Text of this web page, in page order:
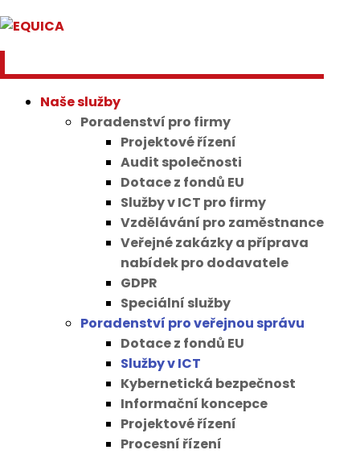
Naše služby
Poradenství pro firmy
Projektové řízení
Audit společnosti
Dotace z fondů EU
Služby v ICT pro firmy
Vzdělávání pro zaměstnance
Veřejné zakázky a příprava
nabídek pro dodavatele
GDPR
Speciální služby
Poradenství pro veřejnou správu
Dotace z fondů EU
Služby v ICT
Kybernetická bezpečnost
Informační koncepce
Projektové řízení
Procesní řízení